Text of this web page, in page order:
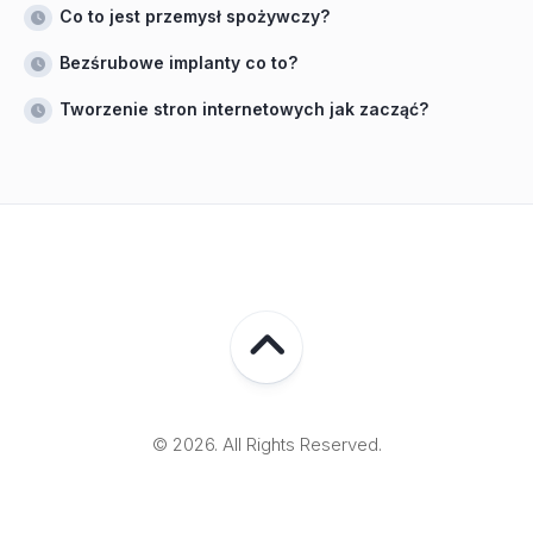
Co to jest przemysł spożywczy?
Bezśrubowe implanty co to?
Tworzenie stron internetowych jak zacząć?
© 2026. All Rights Reserved.